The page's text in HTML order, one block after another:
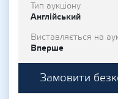
Тип аукціону
Англійський
Виставляється на
Вперше
Замовити